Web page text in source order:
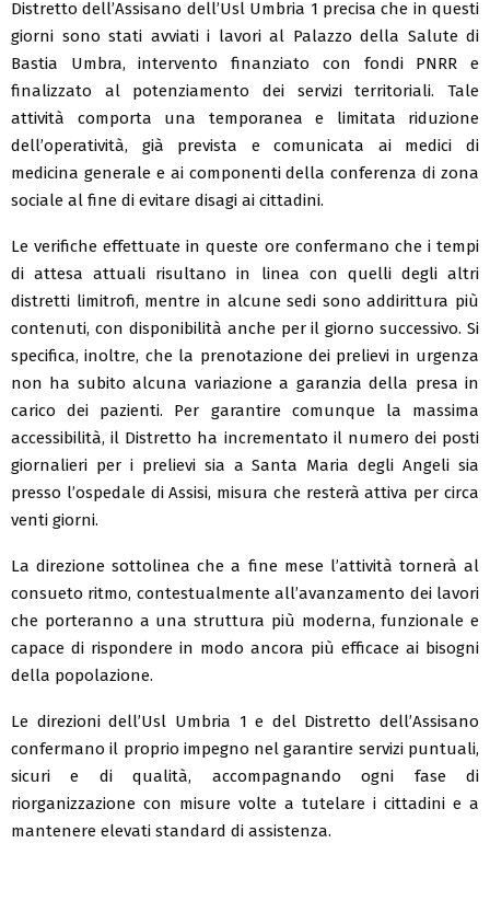
Distretto dell’Assisano dell’Usl Umbria 1 precisa che in questi
giorni sono stati avviati i lavori al Palazzo della Salute di
Bastia Umbra, intervento finanziato con fondi PNRR e
finalizzato al potenziamento dei servizi territoriali. Tale
attività comporta una temporanea e limitata riduzione
dell’operatività, già prevista e comunicata ai medici di
medicina generale e ai componenti della conferenza di zona
sociale al fine di evitare disagi ai cittadini.
Le verifiche effettuate in queste ore confermano che i tempi
di attesa attuali risultano in linea con quelli degli altri
distretti limitrofi, mentre in alcune sedi sono addirittura più
contenuti, con disponibilità anche per il giorno successivo. Si
specifica, inoltre, che la prenotazione dei prelievi in urgenza
non ha subito alcuna variazione a garanzia della presa in
carico dei pazienti. Per garantire comunque la massima
accessibilità, il Distretto ha incrementato il numero dei posti
giornalieri per i prelievi sia a Santa Maria degli Angeli sia
presso l’ospedale di Assisi, misura che resterà attiva per circa
venti giorni.
La direzione sottolinea che a fine mese l’attività tornerà al
consueto ritmo, contestualmente all’avanzamento dei lavori
che porteranno a una struttura più moderna, funzionale e
capace di rispondere in modo ancora più efficace ai bisogni
della popolazione.
Le direzioni dell’Usl Umbria 1 e del Distretto dell’Assisano
confermano il proprio impegno nel garantire servizi puntuali,
sicuri e di qualità, accompagnando ogni fase di
riorganizzazione con misure volte a tutelare i cittadini e a
mantenere elevati standard di assistenza.